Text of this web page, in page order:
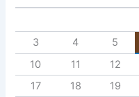
3
4 5
10
11 12
17
18 19